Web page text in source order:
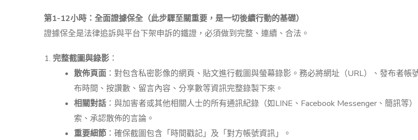
第1-12小時：全面證據保全（此步驟至關重要，是一切後續行動的基礎）
證據保全是法律追訴與平台下架申訴的鐵證，必須做到完整、連續、合法。
完整截圖與錄影 ：
散佈頁面 ：對包含私密影像的網頁、貼文進行截圖與螢幕錄影。務必將網址（URL）、發布者帳
布時間、按讚數、留言內容、分享數等資訊完整錄製下來。
相關對話 ：與加害者或其他相關人士的所有通訊紀錄（如LINE、Facebook Messenger、簡訊等
索、承認散佈的言論。
重要細節 ：確保截圖包含「時間戳記」及「對方帳號資訊」。